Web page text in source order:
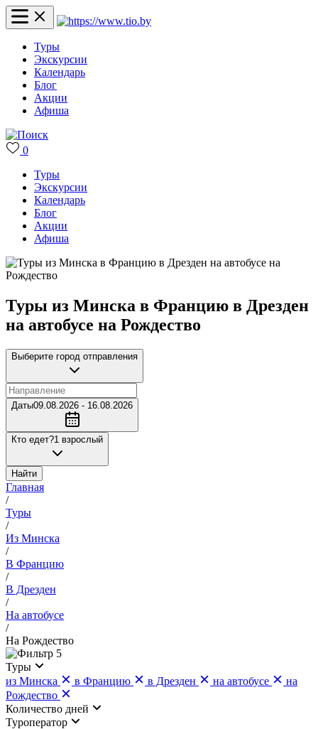
Туры
Экскурсии
Календарь
Блог
Акции
Афиша
0
Туры
Экскурсии
Календарь
Блог
Акции
Афиша
Туры из Минска в Францию в Дрезден
на автобусе на Рождество
Выберите город отправления
Даты09.08.2026 - 16.08.2026
Кто едет?1 взрослый
Найти
Главная
/
Туры
/
Из Минска
/
В Францию
/
В Дрезден
/
На автобусе
/
На Рождество
5
Туры
из Минска
в Францию в Дрезден на автобусе
на
Рождество
Количество дней
Туроператор